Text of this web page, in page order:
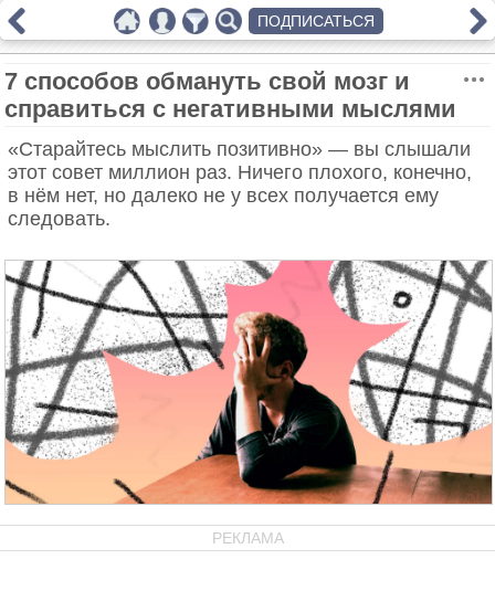
7 способов обмануть свой мозг и
справиться с негативными мыслями
«Старайтесь мыслить позитивно» — вы слышали
этот совет миллион раз. Ничего плохого, конечно,
в нём нет, но далеко не у всех получается ему
следовать.
РЕКЛАМА
ПОДПИСАТЬСЯ